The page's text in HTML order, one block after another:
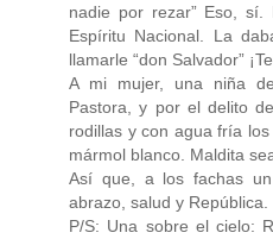
nadie por rezar” Eso,
Espíritu Nacional. La
llamarle “don Salvador”
A mi mujer, una niña
Pastora, y por el delito
rodillas y con agua fría
mármol blanco. Maldita
Así que, a los fachas
abrazo, salud y República.
P/S: Una sobre el cielo: